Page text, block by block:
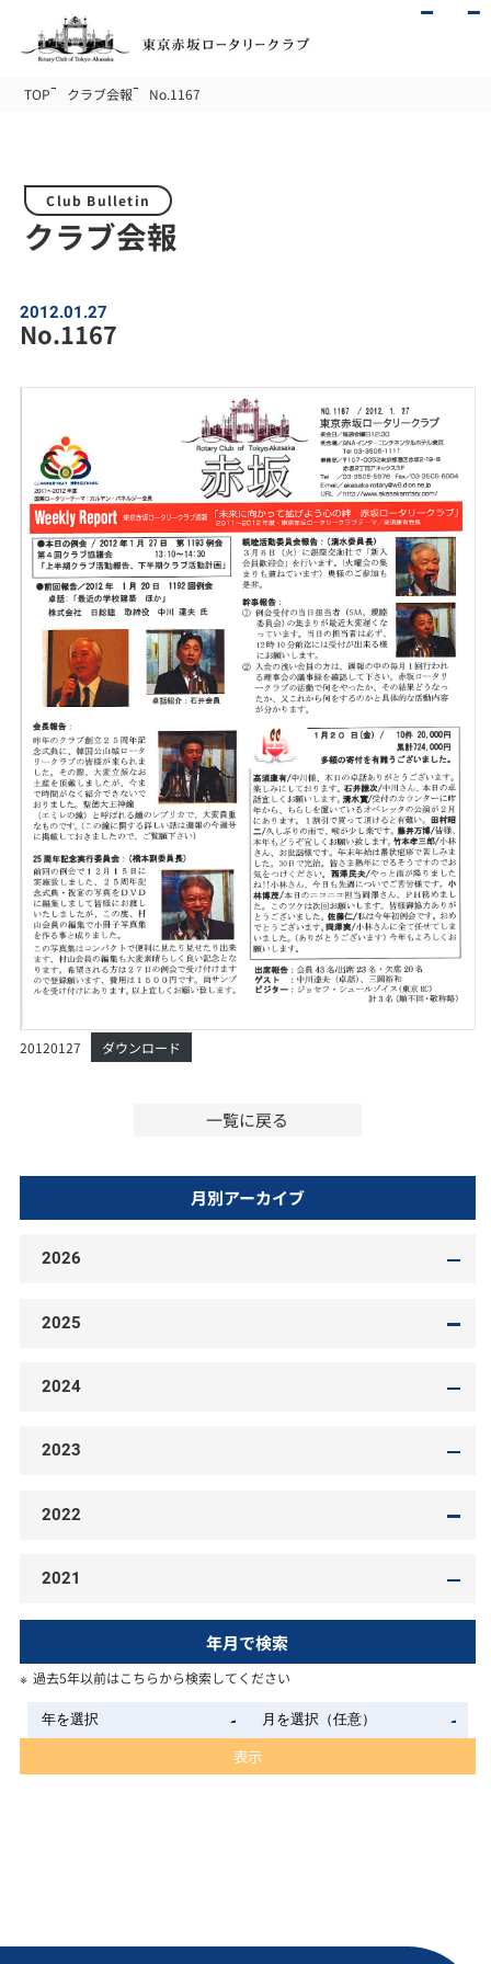
TOP クラブ会報 No.1167
Club Bulletin
クラブ会報
2012.01.27
No.1167
20120127 ダウンロード
一覧に戻る
月別アーカイブ
2026
2025
2024
2023
2022
2021
年月で検索
過去5年以前はこちらから検索してください
表示